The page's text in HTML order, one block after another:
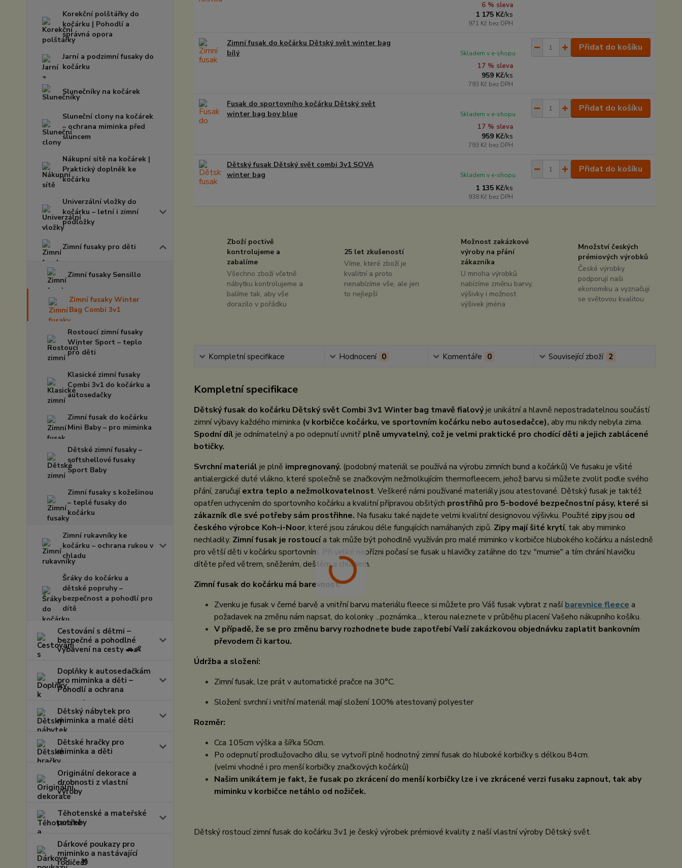
Korekční polštářky do
kočárku | Pohodlí a
správná opora
Jarní a podzimní fusaky do
kočárku
Slunečníky na kočárek
Sluneční clony na kočárek
– ochrana miminka před
sluncem
Nákupní sítě na kočárek |
Praktický doplněk ke
kočárku
Univerzální vložky do
kočárku – letní i zimní
podložky
Zimní fusaky pro děti
Zimní fusaky Sensillo
Zimní fusaky Winter
Bag Combi 3v1
Rostoucí zimní fusaky
Winter Sport – teplo
pro děti
Klasické zimní fusaky
Combi 3v1 do kočárku a
autosedačky
Zimní fusak do kočárku
Mini Baby – pro miminka
Dětské zimní fusaky –
softshellové fusaky
Sport Baby
Zimní fusaky s kožešinou
– teplé fusaky do
kočárku
Zimní rukavníky ke
kočárku – ochrana rukou v
chladu
Šráky do kočárku a
dětské popruhy –
bezpečnost a pohodlí pro
dítě
Cestování s dětmi –
bezpečné a pohodlné
vybavení na cesty 🚗👶
Doplňky k autosedačkám
pro miminka a děti –
Pohodlí a ochrana
Dětský nábytek pro
miminka a malé děti
Dětské hračky pro
miminka a děti
Originální dekorace a
drobnosti z vlastní
výroby
Těhotenské a mateřské
potřeby
Dárkové poukazy pro
miminko a nastávající
rodiče🎁
6 % sleva
1 175 Kč/ks
971 Kč bez DPH
Zimní fusak do kočárku Dětský svět winter bag
bílý
17 % sleva
959 Kč/ks
793 Kč bez DPH
Skladem v e-shopu
Přidat do košíku
Fusak do sportovního kočárku Dětský svět
winter bag boy blue
17 % sleva
959 Kč/ks
793 Kč bez DPH
Skladem v e-shopu
Přidat do košíku
Dětský fusak Dětský svět combi 3v1 SOVA
winter bag
1 135 Kč/ks
938 Kč bez DPH
Skladem v e-shopu
Přidat do košíku
Zboží poctivě
kontrolujeme a
zabalíme
Všechno zboží včetně
nábytku kontrolujeme a
balíme tak, aby vše
dorazilo v pořádku
25 let zkušeností
Víme, které zboží je
kvalitní a proto
nenabízíme vše, ale jen
to nejlepší
Možnost zakázkové
výroby na přání
zákazníka
U mnoha výrobků
nabízíme změnu barvy,
výšivky i možnost
výšivek jména
Množství českých
prémiových výrobků
České výrobky
podporují naši
ekonomiku a vyznačují
se světovou kvalitou
Kompletní specifikace Hodnocení 0 Komentáře 0 Související zboží 2
Kompletní specifikace
Dětský fusak do kočárku Dětský svět Combi 3v1 Winter bag tmavě fialovýje unikátní a hlavně nepostradatelnou součástí
zimní výbavy každého miminka (v korbičce kočárku, ve sportovním kočárku nebo autosedačce), aby mu nikdy nebyla zima.
Spodní díl je odnímatelný a po odepnutí uvnitř plně umyvatelný, což je velmi praktické pro chodící děti a jejich zablácené
botičky.
Svrchní materiál je plně impregnovaný. (podobný materiál se používá na výrobu zimních bund a kočárků) Ve fusaku je všité
antialergické duté vlákno, které společně se značkovým nežmolkujícím thermofleecem, jehož barvu si můžete zvolit podle svého
přání, zaručujíextra teplo a nežmolkovatelnost. Veškeré námi používané materiály jsou atestované. Dětský fusak je taktéž
opatřen uchycením do sportovního kočárku a kvalitní přípravou obšitých prostřihů pro 5-bodové bezpečnostní pásy, které si
zákazník dle své potřeby sám prostřihne. Na fusaku také najdete velmi kvalitní designovou výšivku. Použité zipyjsou od
českého výrobce Koh-i-Noor, které jsou zárukou déle fungujících namáhaných zipů. Zipy mají šité krytí, tak aby miminko
nechladily. Zimní fusak je rostoucía tak může být pohodlně využíván pro malé miminko v korbičce hlubokého kočárku a následně
pro větší děti v kočárku sportovním. Při velké nepřízni počasí se fusak u hlavičky zatáhne do tzv. "mumie" a tím chrání hlavičku
dítěte před větrem, sněžením, deštěm a chladem.
Zimní fusak do kočárku má barevnost:
Zvenku je fusak v černé barvě a vnitřní barvu materiálu fleece si můžete pro Váš fusak vybrat z našíbarevnice fleece a
požadavek na změnu nám napsat, do kolonky ...poznámka..., kterou naleznete v průběhu placení Vašeho nákupního košíku.
V případě, že se pro změnu barvy rozhodnete bude zapotřebí Vaší zakázkovou objednávku zaplatit bankovním
převodem či kartou.
Údržba a složení:
Zimní fusak, lze prát v automatické pračce na 30°C.
Složení: svrchní i vnitřní materiál mají složení 100% atestovaný polyester
Rozměr:
Cca 105cm výška a šířka 50cm.
Po odepnutí prodlužovacího dílu, se vytvoří plně hodnotný zimní fusak do hluboké korbičky s délkou 84cm.
(velmi vhodné i pro menší korbičky značkových kočárků)
Našim unikátem je fakt, že fusak po zkrácení do menší korbičky lze i ve zkrácené verzi fusaku zapnout, tak aby
miminku v korbičce netáhlo od nožiček.
Dětský rostoucí zimní fusak do kočárku 3v1 je český výrobek prémiové kvality z naší vlastní výroby Dětský svět.